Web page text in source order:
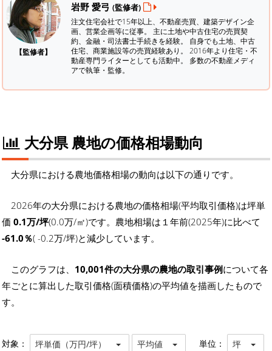
【監修者】
岩野 愛弓 (監修者)
注文住宅会社で15年以上、不動産売買、建築デザイン企
画、営業企画等に従事。 主に土地や中古住宅の売買契
約、金融・司法書士手続きを経験。 自身でも土地、中古
住宅、商業施設等の売買経験あり。 2016年より住宅・不
動産専門ライターとしても活動中。 多数の不動産メディ
アで執筆・監修。
大分県 農地の価格相場動向
大分県における農地価格相場の動向は以下の通りです。
2026年の大分県における農地の価格相場(平均取引価格)は坪単
価 0.1万/坪(0.0万/㎡)です。農地相場は１年前(2025年)に比べて
-61.0％( -0.2万/坪)と減少しています。
このグラフは、 10,001件の大分県の農地の取引事例について各
年ごとに算出した取引価格(面積価格)の平均値を描画したもので
す。
対象： 坪単価（万円/坪） 平均値 単位： 坪